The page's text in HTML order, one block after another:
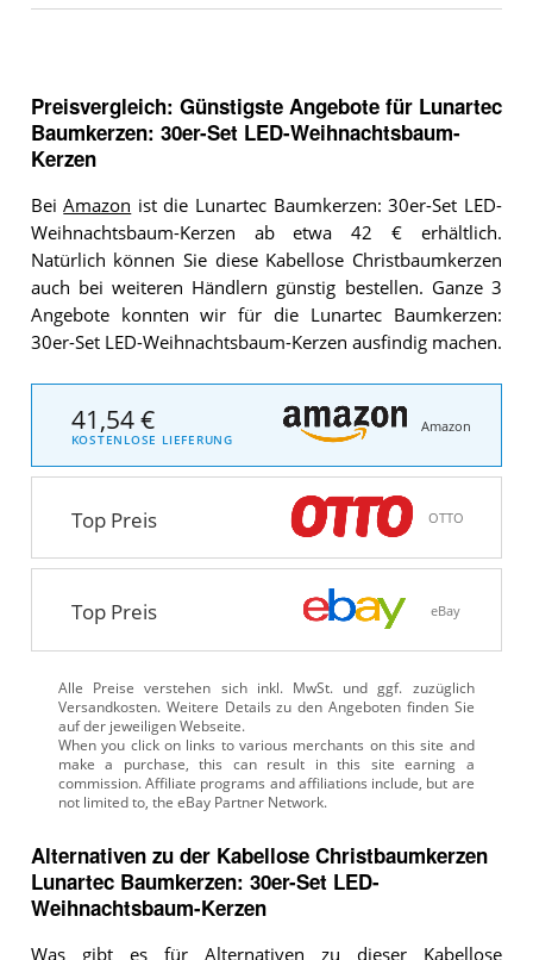
Preisvergleich: Günstigste Angebote für Lunartec
Baumkerzen: 30er-Set LED-Weihnachtsbaum-
Kerzen
BeiAmazon ist die Lunartec Baumkerzen: 30er-Set LED-
Weihnachtsbaum-Kerzen ab etwa 42 € erhältlich.
Natürlich können Sie diese Kabellose Christbaumkerzen
auch bei weiteren Händlern günstig bestellen. Ganze 3
Angebote konnten wir für die Lunartec Baumkerzen:
30er-Set LED-Weihnachtsbaum-Kerzen ausfindig machen.
41,54 €
KOSTENLOSE LIEFERUNG
Amazon
Top Preis OTTO
Top Preis eBay
Alle Preise verstehen sich inkl. MwSt. und ggf. zuzüglich
Versandkosten. Weitere Details zu den Angeboten finden Sie
auf der jeweiligen Webseite.
Alternativen zu der Kabellose Christbaumkerzen
Lunartec Baumkerzen: 30er-Set LED-
Weihnachtsbaum-Kerzen
Was gibt es für Alternativen zu dieser Kabellose